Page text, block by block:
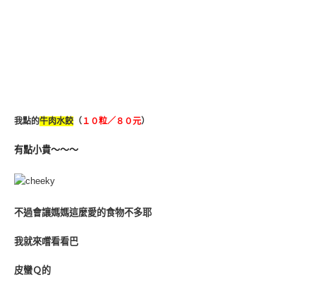
我點的牛肉水餃 （ １０粒／８０元）
有點小貴～～～
不過會讓媽媽這麼愛的食物不多耶
我就來嚐看看巴
皮蠻Ｑ的